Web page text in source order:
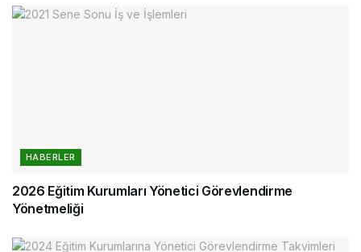
HABERLER
2026 Eğitim Kurumları Yönetici Görevlendirme
Yönetmeliği